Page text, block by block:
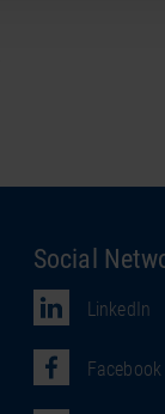
Social
LinkedIn
Facebook